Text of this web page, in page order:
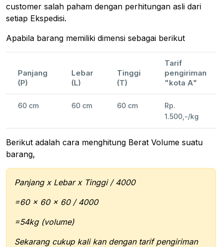
customer salah paham dengan perhitungan asli dari
setiap Ekspedisi.
Apabila barang memiliki dimensi sebagai berikut
Panjang
(P)
Lebar
(L)
Tinggi
(T)
Tarif
pengiriman
"kota A"
60 cm 60 cm 60 cm
Rp.
1.500,-/kg
Berikut adalah cara menghitung Berat Volume suatu
barang,
Panjang x Lebar x Tinggi / 4000
=60 x 60 x 60 / 4000
=54kg (volume)
Sekarang cukup kali kan dengan tarif pengiriman